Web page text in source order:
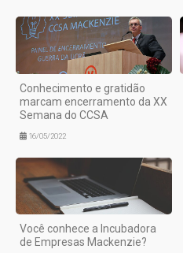
Conhecimento e gratidão
marcam encerramento da XX
Semana do CCSA
16/05/2022
Você conhece a Incubadora
de Empresas Mackenzie?